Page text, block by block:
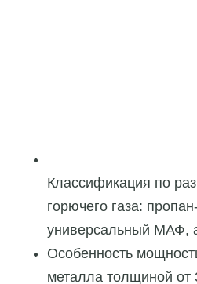
Классификация по
горючего газа:
универсальный МАФ,
Особенность
металла толщиной